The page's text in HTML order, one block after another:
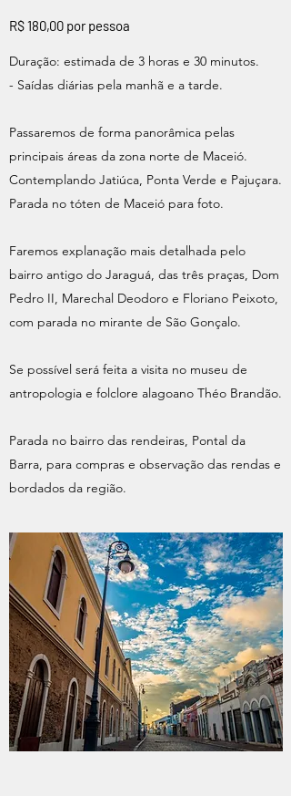
R$ 180,00 por pessoa
Duração: estimada de 3 horas e 30 minutos.
- Saídas diárias pela manhã e a tarde.
Passaremos de forma panorâmica pelas
principais áreas da zona norte de Maceió.
Contemplando Jatiúca, Ponta Verde e Pajuçara.
Parada no tóten de Maceió para foto.
Faremos explanação mais detalhada pelo
bairro antigo do Jaraguá, das três praças, Dom
Pedro II, Marechal Deodoro e Floriano Peixoto,
com parada no mirante de São Gonçalo.
Se possível será feita a visita no museu de
antropologia e folclore alagoano Théo Brandão.
Parada no bairro das rendeiras, Pontal da
Barra, para compras e observação das rendas e
bordados da região.